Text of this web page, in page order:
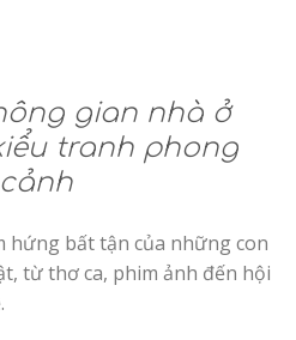
gian nhà ở
tranh phong
cảnh
hứng bất tận của những con
từ thơ ca, phim ảnh đến hội